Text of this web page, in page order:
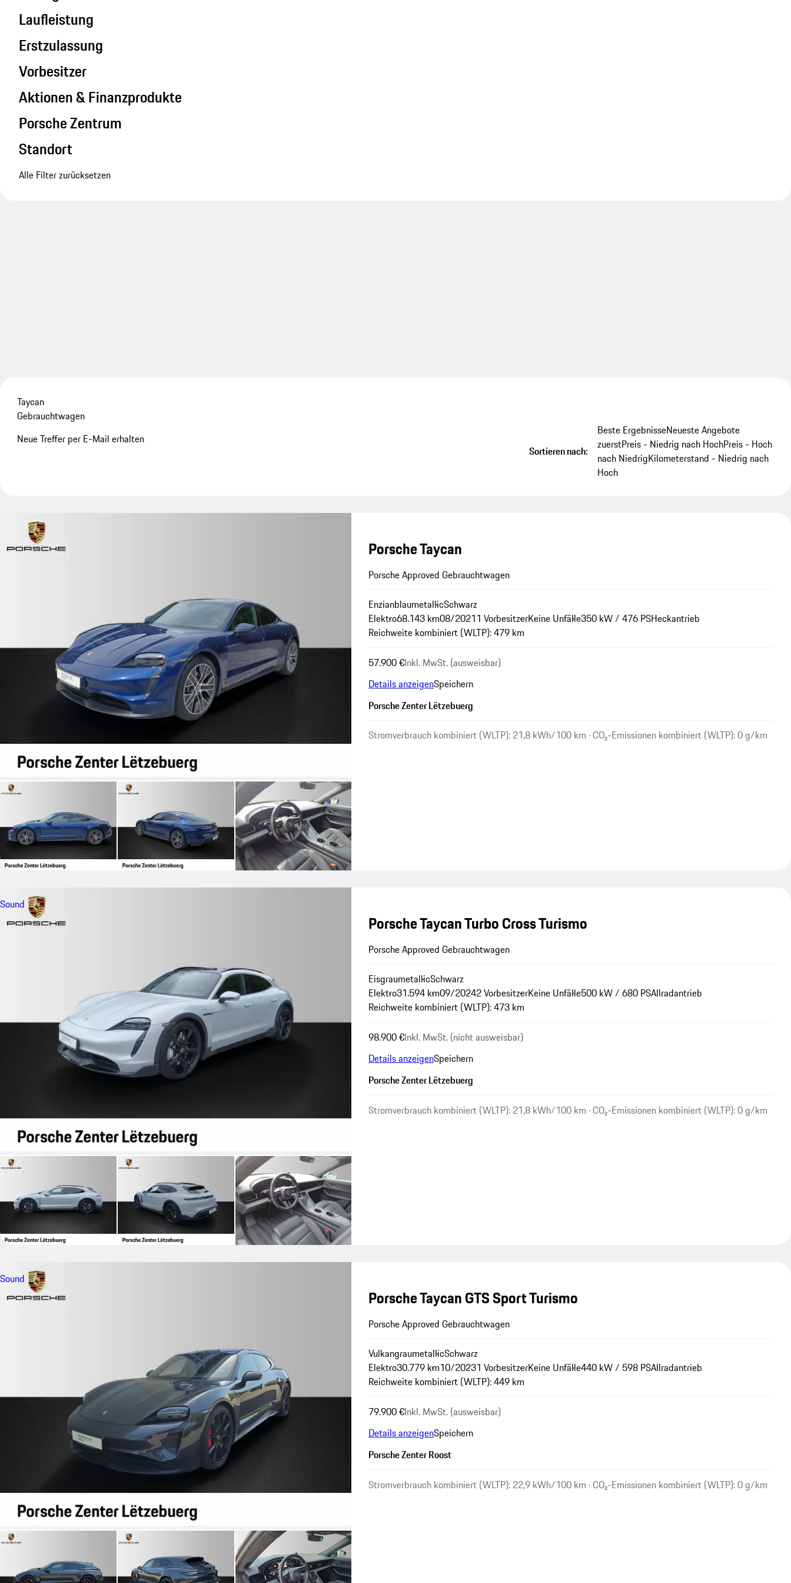
Laufleistung
Erstzulassung
Vorbesitzer
Aktionen & Finanzprodukte
Porsche Zentrum
Standort
Alle Filter zurücksetzen
Taycan
Gebrauchtwagen
Neue Treffer per E-Mail erhalten
Sortieren nach:
Beste ErgebnisseNeueste Angebote
zuerstPreis - Niedrig nach HochPreis - Hoch
nach NiedrigKilometerstand - Niedrig nach
Hoch
Porsche Taycan
Porsche Approved Gebrauchtwagen
EnzianblaumetallicSchwarz
Elektro68.143 km08/20211 VorbesitzerKeine Unfälle350 kW / 476 PSHeckantrieb
Reichweite kombiniert (WLTP): 479 km
57.900 €Inkl. MwSt. (ausweisbar)
Details anzeigenSpeichern
Porsche Zenter Lëtzebuerg
Stromverbrauch kombiniert (WLTP): 21,8 kWh/100 km · CO₂-Emissionen kombiniert (WLTP): 0 g/km
Sound
Porsche Taycan Turbo Cross Turismo
Porsche Approved Gebrauchtwagen
EisgraumetallicSchwarz
Elektro31.594 km09/20242 VorbesitzerKeine Unfälle500 kW / 680 PSAllradantrieb
Reichweite kombiniert (WLTP): 473 km
98.900 €Inkl. MwSt. (nicht ausweisbar)
Details anzeigenSpeichern
Porsche Zenter Lëtzebuerg
Stromverbrauch kombiniert (WLTP): 21,8 kWh/100 km · CO₂-Emissionen kombiniert (WLTP): 0 g/km
Sound
Porsche Taycan GTS Sport Turismo
Porsche Approved Gebrauchtwagen
VulkangraumetallicSchwarz
Elektro30.779 km10/20231 VorbesitzerKeine Unfälle440 kW / 598 PSAllradantrieb
Reichweite kombiniert (WLTP): 449 km
79.900 €Inkl. MwSt. (ausweisbar)
Details anzeigenSpeichern
Porsche Zenter Roost
Stromverbrauch kombiniert (WLTP): 22,9 kWh/100 km · CO₂-Emissionen kombiniert (WLTP): 0 g/km